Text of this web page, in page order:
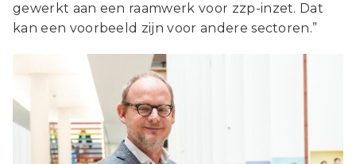
gewerkt aan een raamwerk voor zzp-inzet. Dat
kan een voorbeeld zijn voor andere sectoren.”